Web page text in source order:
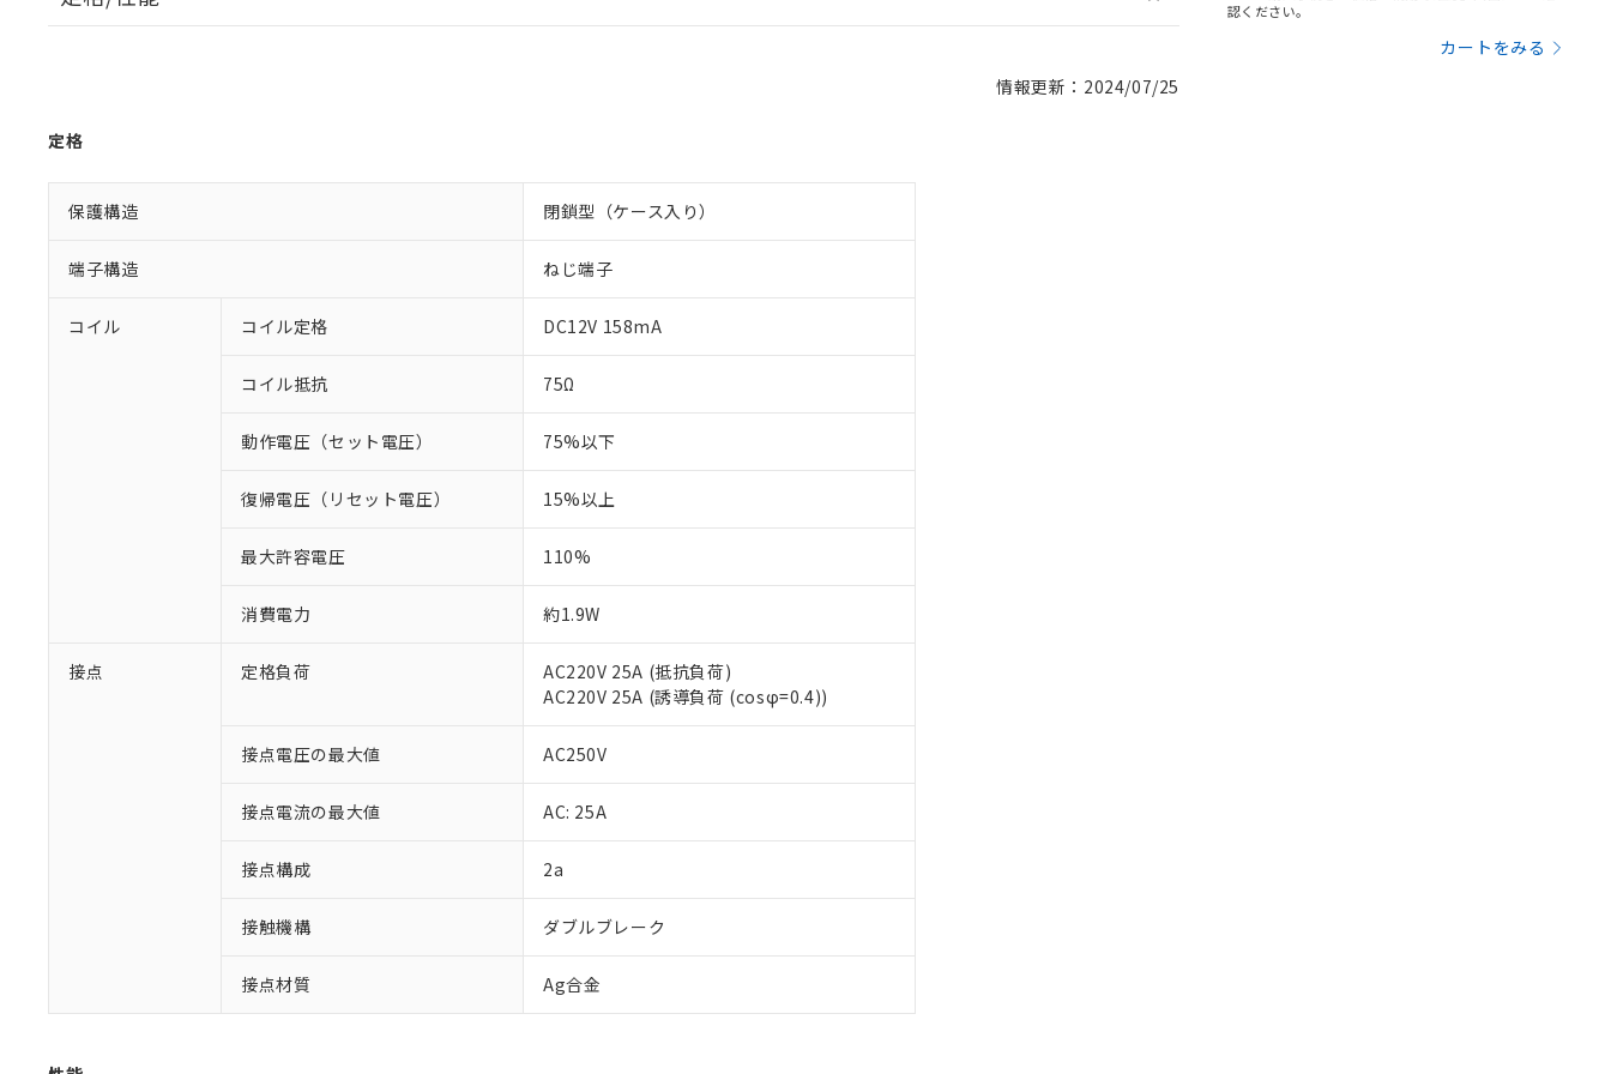
情報更新：2024/07/25
定格
保護構造 閉鎖型（ケース入り）
端子構造 ねじ端子
コイル コイル定格 DC12V 158mA
コイル抵抗 75Ω
動作電圧（セット電圧） 75%以下
復帰電圧（リセット電圧） 15%以上
最大許容電圧 110%
消費電力 約1.9W
接点 定格負荷
AC220V 25A (抵抗負荷)
AC220V 25A (誘導負荷 (cosφ=0.4))
接点電圧の最大値 AC250V
接点電流の最大値 AC: 25A
接点構成 2a
接触機構 ダブルブレーク
接点材質 Ag合金
認ください。
カートをみる
以下の条件をお読みいただき、同意のうえご利用ください。
対応済み：EU RoHS指令（10物質）の非含有に対応した製品が提供可能な商品です。
対応予定：EU RoHS指令（10物質）の非含有に対応した製品に切り替える予定のある商品です。
調査・確認中：EU RoHS指令（10物質）の非含有の対応状況を調査中または確認中の商品です。
非該当品：ライセンス料など無形物で、有害物質有無と関係のない商品です。
※1 中国RoHS○×表
「○」：最大均質材料含有率が中国RoHSの基準値以下であることを示します。